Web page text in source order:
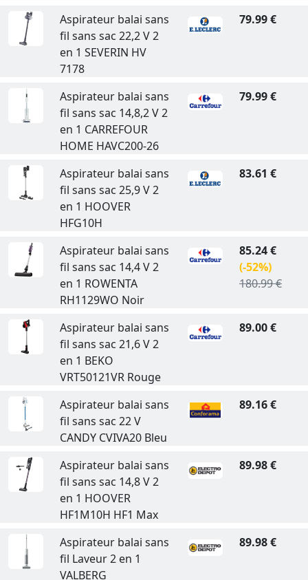
Aspirateur balai sans
fil sans sac 22,2 V 2
en 1 SEVERIN HV
7178
79.99 €
Aspirateur balai sans
fil sans sac 14,8,2 V 2
en 1 CARREFOUR
HOME HAVC200-26
79.99 €
Aspirateur balai sans
fil sans sac 25,9 V 2
en 1 HOOVER
HFG10H
83.61 €
Aspirateur balai sans
fil sans sac 14,4 V 2
en 1 ROWENTA
RH1129WO Noir
85.24 €
(-52%)
180.99 €
Aspirateur balai sans
fil sans sac 21,6 V 2
en 1 BEKO
VRT50121VR Rouge
89.00 €
Aspirateur balai sans
fil sans sac 22 V
CANDY CVIVA20 Bleu
89.16 €
Aspirateur balai sans
fil sans sac 14,8 V 2
en 1 HOOVER
HF1M10H HF1 Max
89.98 €
Aspirateur balai sans
fil Laveur 2 en 1
VALBERG
89.98 €